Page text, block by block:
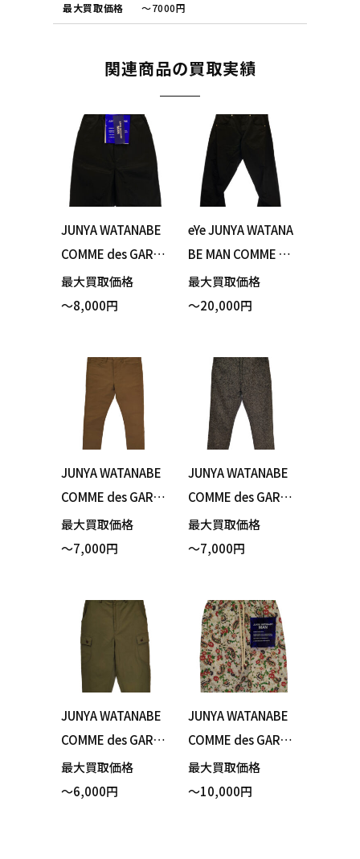
最大買取価格 ～7000円
関連商品の買取実績
JUNYA WATANABE
COMME des GARC
ONS MAN ジュンヤ
ワタナベ コムデギ
ハーフパンツ ブラ
ック XSサイズ 買い
取りました！
最大買取価格
～8,000円
eYe JUNYA WATANA
BE MAN COMME de
s GARCONS コムデ
ギャルソン ジュン
903 パンツ ブラッ
ク Sサイズ 買い取
りました！
最大買取価格
～20,000円
JUNYA WATANABE
COMME des GARC
ONS MAN ジュンヤ
ワタナベ コムデギ
2 パンツ ブラウン X
Sサイズ 買い取りま
した！
最大買取価格
～7,000円
JUNYA WATANABE
COMME des GARC
ONS MAN ジュンヤ
ワタナベ コムデギ
ウール混 パンツ グ
レー Sサイズ 買い
取りました！
最大買取価格
～7,000円
JUNYA WATANABE
COMME des GARC
ONS MAN ジュンヤ
ワタナベ コムデギ
最大買取価格
～6,000円
JUNYA WATANABE
COMME des GARC
ONS MAN ジュンヤ
ワタナベ コムデギ
最大買取価格
～10,000円